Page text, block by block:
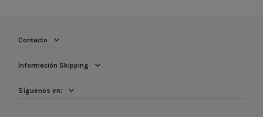
Contacto
Información Skipping
Síguenos en: